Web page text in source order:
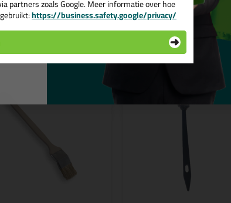
partners zoals Google. Meer informatie over hoe
https://business.safety.google/privacy/